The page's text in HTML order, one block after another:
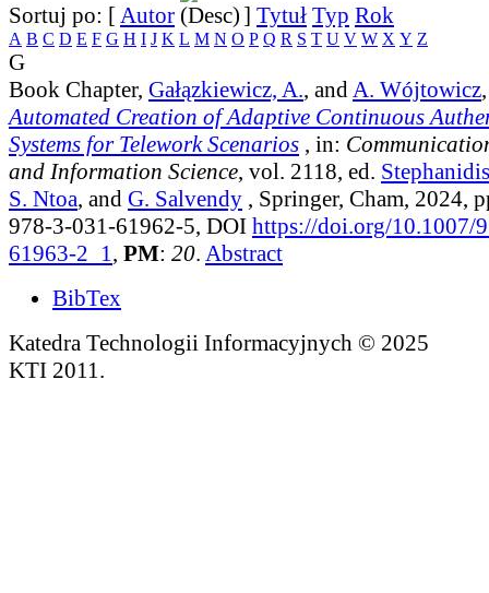
Sortuj po: [ Autor ] Tytuł Typ Rok
A B C D E F G H I J K L M N O P Q R S T U V W X Y Z
G
Book Chapter, Gałązkiewicz, A., and A. Wójtowicz
Automated Creation of Adaptive Continuous
Systems for Telework Scenarios , in:
and Information Science, vol. 2118, ed.
S. Ntoa, and G. Salvendy , Springer, Cham, 2024,
978-3-031-61962-5, DOI https://doi.org/10.1007/
61963-2_1 , PM: 20. Abstract
BibTex
Katedra Technologii Informacyjnych © 2025
KTI 2011.